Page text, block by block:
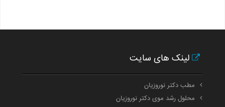
لینک های سایت
مطب دکتر نوروزیان
محلول رشد موی دکتر نوروزیان